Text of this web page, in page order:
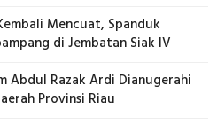
Mencuat, Spanduk
di Jembatan Siak IV
Abdul Razak Ardi Dianugerahi
Provinsi Riau